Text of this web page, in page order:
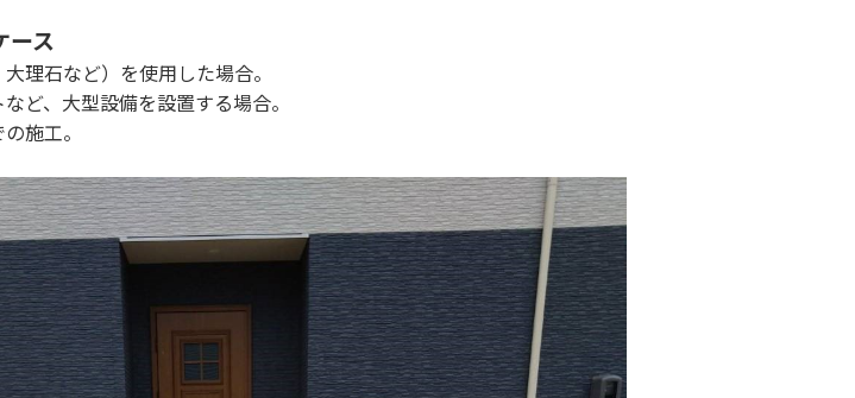
ース
理石など）を使用した場合。
ど、大型設備を設置する場合。
施工。